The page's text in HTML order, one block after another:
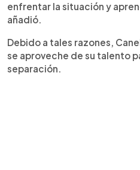
enfrentar la situación y
añadió.
Debido a tales razones,
se aproveche de su talento
separación.